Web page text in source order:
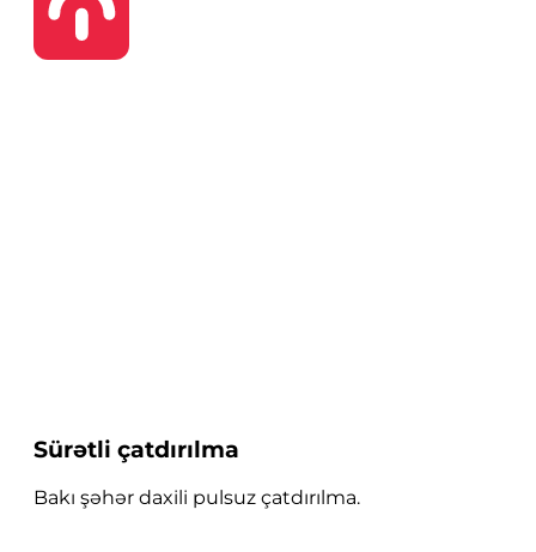
Sürətli çatdırılma
Bakı şəhər daxili pulsuz çatdırılma.